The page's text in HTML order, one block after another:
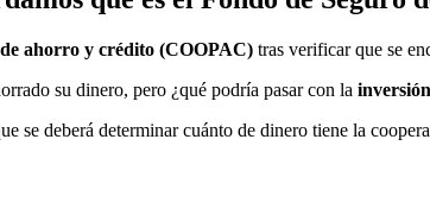
ahorro y crédito (COOPAC) tras verificar que se
su dinero, pero ¿qué podría pasar con la inversión
se deberá determinar cuánto de dinero tiene la